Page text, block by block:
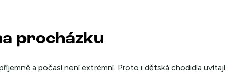
procházku
a počasí není extrémní. Proto i dětská chodidla uvítají